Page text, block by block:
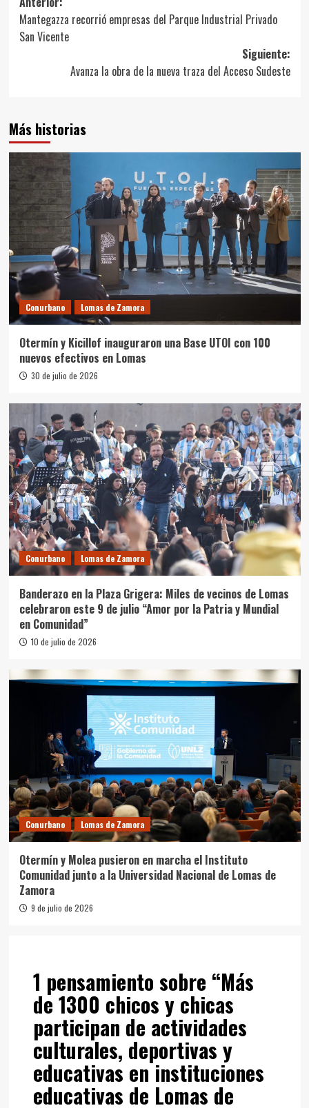
de
entradas
Mantegazza recorrió empresas del Parque Industrial Privado
San Vicente
Siguiente:
Avanza la obra de la nueva traza del Acceso Sudeste
Más historias
Conurbano Lomas de Zamora
Otermín y Kicillof inauguraron una Base UTOI con 100
nuevos efectivos en Lomas
30 de julio de 2026
Conurbano Lomas de Zamora
Banderazo en la Plaza Grigera: Miles de vecinos de Lomas
celebraron este 9 de julio “Amor por la Patria y Mundial
en Comunidad”
10 de julio de 2026
Conurbano Lomas de Zamora
Otermín y Molea pusieron en marcha el Instituto
Comunidad junto a la Universidad Nacional de Lomas de
Zamora
9 de julio de 2026
1 pensamiento sobre “Más
de 1300 chicos y chicas
participan de actividades
culturales, deportivas y
educativas en instituciones
educativas de Lomas de